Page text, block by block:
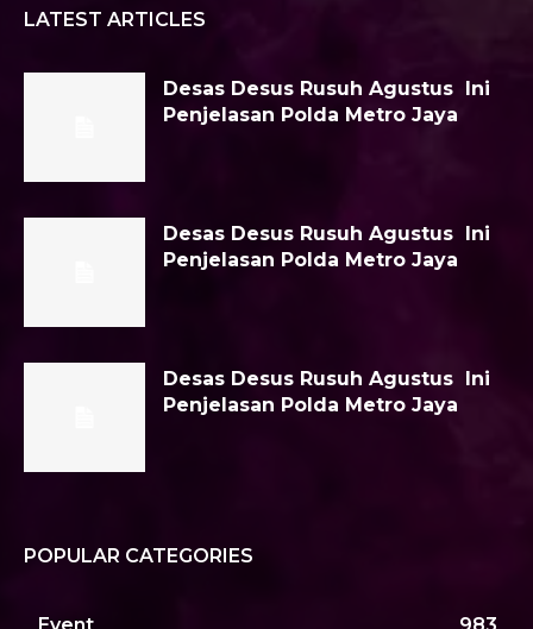
LATEST ARTICLES
Desas Desus Rusuh Agustus Ini
Penjelasan Polda Metro Jaya
Desas Desus Rusuh Agustus Ini
Penjelasan Polda Metro Jaya
Desas Desus Rusuh Agustus Ini
Penjelasan Polda Metro Jaya
POPULAR CATEGORIES
Event 983